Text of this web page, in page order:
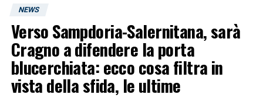
NEWS
Verso Sampdoria-Salernitana, sarà
Cragno a difendere la porta
blucerchiata: ecco cosa filtra in
vista della sfida, le ultime